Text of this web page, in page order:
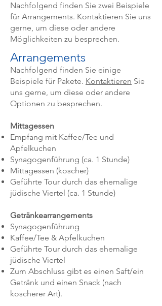
​Nachfolgend finden Sie zwei Beispiele
für Arrangements. Kontaktieren Sie uns
gerne, um diese oder andere
Möglichkeiten zu besprechen.
Arrangements
Nachfolgend finden Sie einige
Beispiele für Pakete. Kontaktieren Sie
uns gerne, um diese oder andere
Optionen zu besprechen.
Mittagessen
Empfang mit Kaffee/Tee und
Apfelkuchen
Synagogenführung (ca. 1 Stunde)
Mittagessen (koscher)
Geführte Tour durch das ehemalige
jüdische Viertel (ca. 1 Stunde)
Getränkearrangements
Synagogenführung
Kaffee/Tee & Apfelkuchen
Geführte Tour durch das ehemalige
jüdische Viertel
Zum Abschluss gibt es einen Saft/ein
Getränk und einen Snack (nach
koscherer Art).